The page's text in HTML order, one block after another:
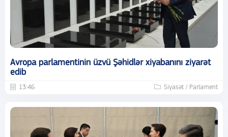
Avropa parlamentinin üzvü Şəhidlər xiyabanını ziyarət
edib
13:46 Siyasət / Parlament